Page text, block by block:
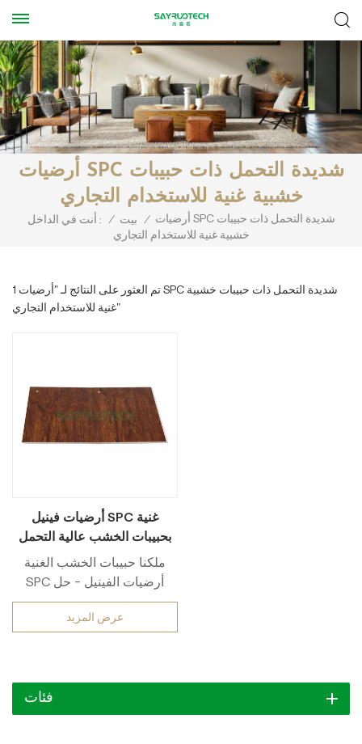
أرضيات SPC شديدة التحمل ذات حبيبات
خشبية غنية للاستخدام التجاري
أنت في الداخل : / بيت / أرضيات SPC شديدة التحمل ذات حبيبات
خشبية غنية للاستخدام التجاري
1 تم العثور على النتائج لـ "أرضيات SPC شديدة التحمل ذات حبيبات خشبية
غنية للاستخدام التجاري"
أرضيات فينيل SPC غنية
بحبيبات الخشب عالية التحمل
للاستخدام الصناعي بالجملة
للاستخدام التجاري السكني
ملكنا حبيبات الخشب الغنية
SPC أرضيات الفينيل - حل
أرضيات متين مصمم لقوة
استثنائية. مصنوع من مواد عالية
شديدة التحمل الأداء، مما يجعله
اختيارًا موثوقًا به بالجملة
عرض المزيد
فئات